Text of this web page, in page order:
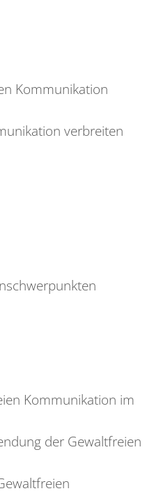
Kommunikation
verbreiten
Kommunikation im
der Gewaltfreien